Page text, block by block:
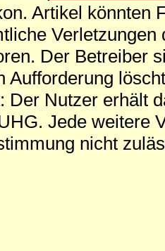
Artikel könnten
Der Betreiber
Aufforderung
Der Nutzer erhält
Jede weitere
nicht